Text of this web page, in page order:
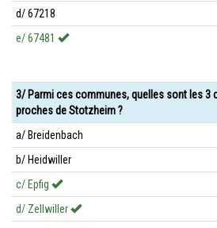
d/ 67218
e/ 67481
3/ Parmi ces communes, quelles sont les 3
proches de Stotzheim ?
a/ Breidenbach
b/ Heidwiller
c/ Epfig
d/ Zellwiller